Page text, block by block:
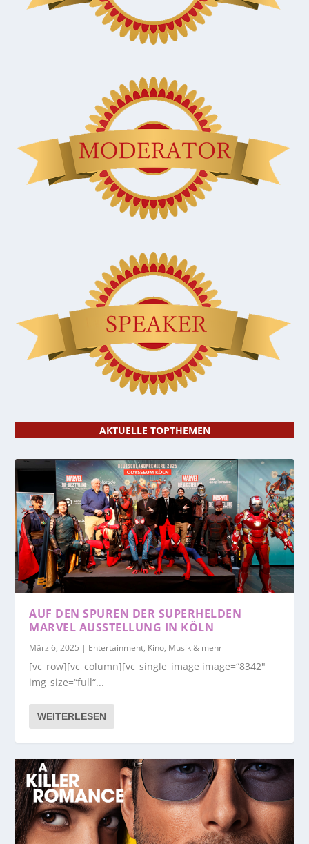
AKTUELLE TOPTHEMEN
AUF DEN SPUREN DER SUPERHELDEN
MARVEL AUSSTELLUNG IN KÖLN
März 6, 2025 | Entertainment, Kino, Musik & mehr
[vc_row][vc_column][vc_single_image image=“8342″
img_size=“full“...
WEITERLESEN